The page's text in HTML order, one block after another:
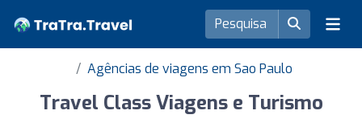
Agências de viagens em Sao Paulo
Travel Class Viagens e Turismo